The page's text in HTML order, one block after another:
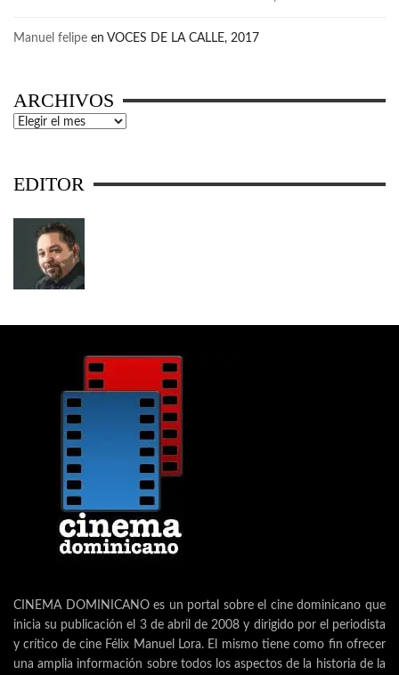
Manuel felipe en VOCES DE LA CALLE, 2017
ARCHIVOS
Archivos
EDITOR
CINEMA DOMINICANO es un portal sobre el cine dominicano que
inicia su publicación el 3 de abril de 2008 y dirigido por el periodista
y crítico de cine Félix Manuel Lora. El mismo tiene como fin ofrecer
una amplia información sobre todos los aspectos de la historia de la